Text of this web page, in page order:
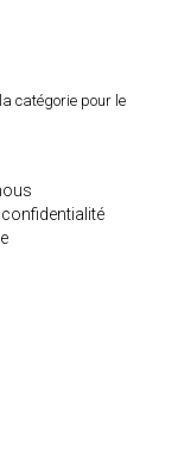
catégorie pour le